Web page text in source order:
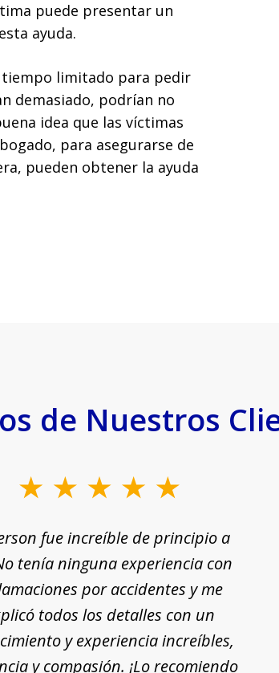
puede presentar un
ayuda.
tiempo limitado para pedir
demasiado, podrían no
idea que las víctimas
para asegurarse de
pueden obtener la ayuda
de Nuestros
fue increíble de principio a
tenía ninguna experiencia con
por accidentes y me
todos los detalles con un
y experiencia increíbles,
y compasión. ¡Lo recomiendo